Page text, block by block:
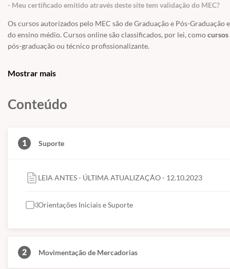
- Meu certificado emitido através deste site tem validação do MEC?
Os cursos autorizados pelo MEC são de Graduação e Pós-
do ensino médio. Cursos online são classificados, por lei, como
pós-graduação ou técnico profissionalizante.
uma modalidade de educação não-formal com duração variável, a
Educação é um direito de todos e é um incentivo a sociedade
- Meu certificado é aceito pelo CREA, CRC e CRM?
superior.
Mostrar mais
Conteúdo
1 Suporte
LEIA ANTES - ÚLTIMA ATUALIZAÇÃO - 12.10.2023
Orientações Iniciais e Suporte
2 Movimentação de Mercadorias